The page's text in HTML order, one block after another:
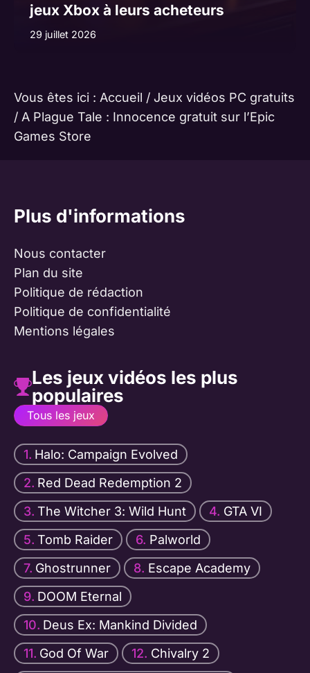
jeux Xbox à leurs acheteurs
29 juillet 2026
Vous êtes ici : Accueil / Jeux vidéos PC gratuits
/ A Plague Tale : Innocence gratuit sur l’Epic
Games Store
Plus d'informations
Nous contacter
Plan du site
Politique de rédaction
Politique de confidentialité
Mentions légales
Les jeux vidéos les plus
populaires
Tous les jeux
Halo: Campaign Evolved
Red Dead Redemption 2
The Witcher 3: Wild Hunt
GTA VI
Tomb Raider
Palworld
Ghostrunner
Escape Academy
DOOM Eternal
Deus Ex: Mankind Divided
God Of War
Chivalry 2